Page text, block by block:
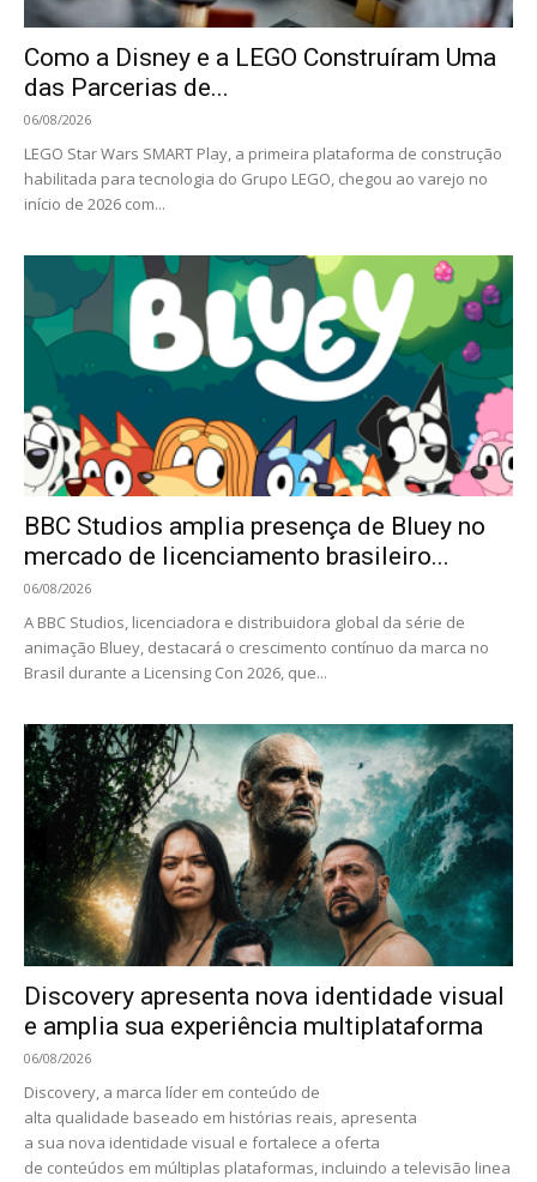
Como a Disney e a LEGO Construíram Uma
das Parcerias de...
06/08/2026
LEGO Star Wars SMART Play, a primeira plataforma de construção
habilitada para tecnologia do Grupo LEGO, chegou ao varejo no
início de 2026 com...
BBC Studios amplia presença de Bluey no
mercado de licenciamento brasileiro...
06/08/2026
A BBC Studios, licenciadora e distribuidora global da série de
animação Bluey, destacará o crescimento contínuo da marca no
Brasil durante a Licensing Con 2026, que...
Discovery apresenta nova identidade visual
e amplia sua experiência multiplataforma
06/08/2026
Discovery, a marca líder em conteúdo de
alta qualidade baseado em histórias reais, apresenta
a sua nova identidade visual e fortalece a oferta
de conteúdos em múltiplas plataformas, incluindo a televisão linea